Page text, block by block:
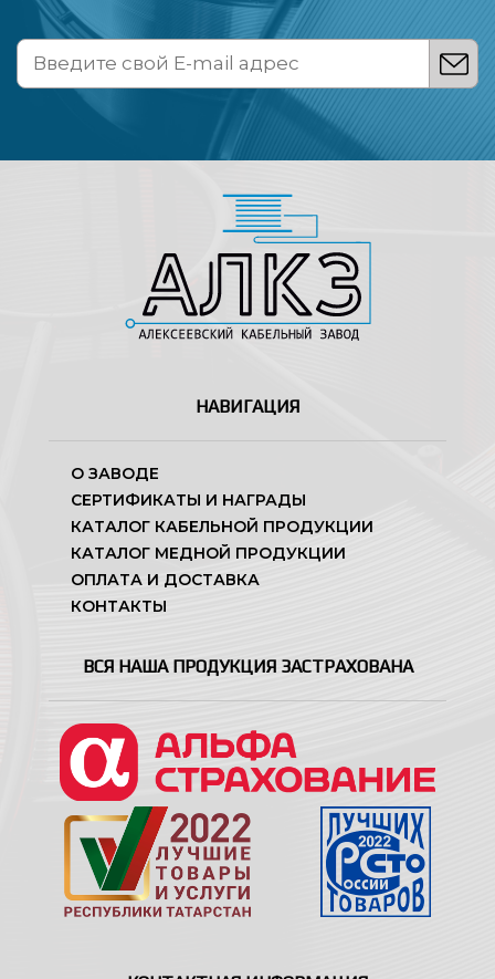
НАВИГАЦИЯ
О ЗАВОДЕ
СЕРТИФИКАТЫ И НАГРАДЫ
КАТАЛОГ КАБЕЛЬНОЙ ПРОДУКЦИИ
КАТАЛОГ МЕДНОЙ ПРОДУКЦИИ
ОПЛАТА И ДОСТАВКА
КОНТАКТЫ
ВСЯ НАША ПРОДУКЦИЯ ЗАСТРАХОВАНА